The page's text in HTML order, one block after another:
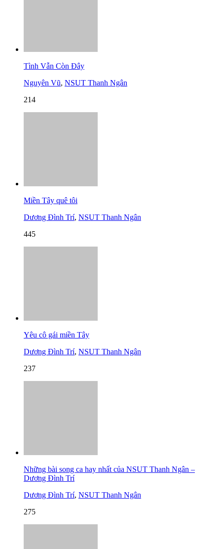
Tình Vẫn Còn Đây
Nguyên Vũ, NSUT Thanh Ngân
214
Miền Tây quê tôi
Dương Đình Trí, NSUT Thanh Ngân
445
Yêu cô gái miền Tây
Dương Đình Trí, NSUT Thanh Ngân
237
Những bài song ca hay nhất của NSUT Thanh Ngân –
Dương Đình Trí
Dương Đình Trí, NSUT Thanh Ngân
275